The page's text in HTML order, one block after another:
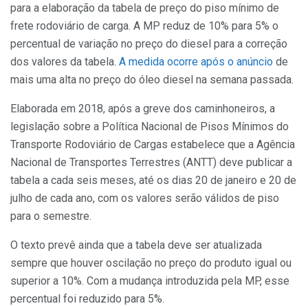
para a elaboração da tabela de preço do piso mínimo de
frete rodoviário de carga. A MP reduz de 10% para 5% o
percentual de variação no preço do diesel para a correção
dos valores da tabela. A medida ocorre após o anúncio de
mais uma alta no preço do óleo diesel na semana passada.
Elaborada em 2018, após a greve dos caminhoneiros, a
legislação sobre a Política Nacional de Pisos Mínimos do
Transporte Rodoviário de Cargas estabelece que a Agência
Nacional de Transportes Terrestres (ANTT) deve publicar a
tabela a cada seis meses, até os dias 20 de janeiro e 20 de
julho de cada ano, com os valores serão válidos de piso
para o semestre.
O texto prevê ainda que a tabela deve ser atualizada
sempre que houver oscilação no preço do produto igual ou
superior a 10%. Com a mudança introduzida pela MP, esse
percentual foi reduzido para 5%.